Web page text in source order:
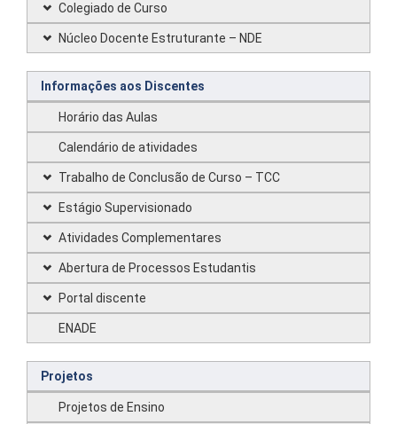
Colegiado de Curso
Núcleo Docente Estruturante – NDE
Informações aos Discentes
Horário das Aulas
Calendário de atividades
Trabalho de Conclusão de Curso – TCC
Estágio Supervisionado
Atividades Complementares
Abertura de Processos Estudantis
Portal discente
ENADE
Projetos
Projetos de Ensino